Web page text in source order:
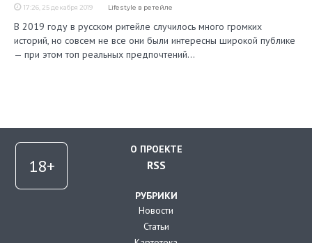
17:26, 25 декабря 2019 Lifestyle в ретейле
В 2019 году в русском ритейле случилось много громких
историй, но совсем не все они были интересны широкой публике
— при этом топ реальных предпочтений…
О ПРОЕКТЕ
RSS
РУБРИКИ
Новости
Статьи